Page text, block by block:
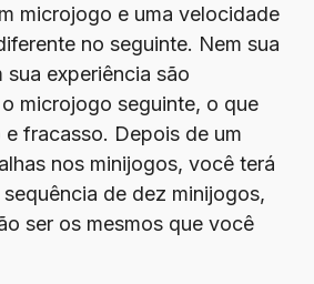
microjogo e uma velocidade
no seguinte. Nem sua
sua experiência são
microjogo seguinte, o que
fracasso. Depois de um
nos minijogos, você terá
de dez minijogos,
ser os mesmos que você